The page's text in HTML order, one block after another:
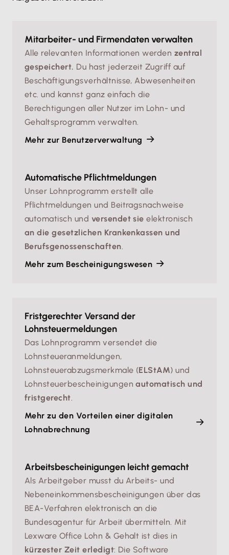
Mitarbeiter- und Firmendaten verwalten
Alle relevanten Informationen werden zentral
gespeichert. Du hast jederzeit Zugriff auf
Beschäftigungsverhältnisse, Abwesenheiten
etc. und kannst ganz einfach die
Berechtigungen aller Nutzer im Lohn- und
Gehaltsprogramm verwalten.
Mehr zur Benutzerverwaltung
Automatische Pflichtmeldungen
Unser Lohnprogramm erstellt alle
Pflichtmeldungen und Beitragsnachweise
automatisch und versendet sie elektronisch
an die gesetzlichen Krankenkassen und
Berufsgenossenschaften
Mehr zum Bescheinigungswesen
Fristgerechter Versand der
Lohnsteuermeldungen
Das Lohnprogramm versendet die
Lohnsteueranmeldungen,
Lohnsteuerabzugsmerkmale (ELStAM) und
Lohnsteuerbescheinigungenautomatisch und
fristgerecht
Mehr zu den Vorteilen einer digitalen
Lohnabrechnung
Arbeitsbescheinigungen leicht gemacht
Als Arbeitgeber musst du Arbeits- und
Nebeneinkommensbescheinigungen über das
BEA-Verfahren elektronisch an die
Bundesagentur für Arbeit übermitteln. Mit
Lexware Office Lohn & Gehalt ist dies in
kürzester Zeit erledigt: Die Software